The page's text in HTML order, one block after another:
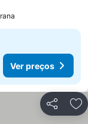
preços
Ver preços
Partilhar